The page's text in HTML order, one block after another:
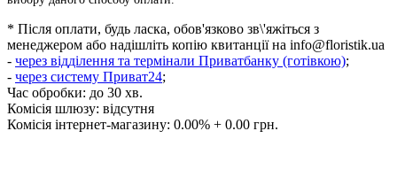
* Після оплати, будь ласка, обов'язково зв\'яжіться з
менеджером або надішліть копію квитанції на info@floristik.ua
- через відділення та термінали Приватбанку (готівкою);
- через систему Приват24;
Час обробки: до 30 хв.
Комісія шлюзу: відсутня
Комісія інтернет-магазину: 0.00% + 0.00 грн.